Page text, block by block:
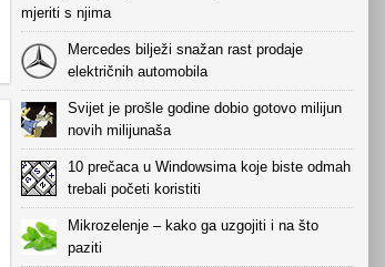
mjeriti s njima
Mercedes bilježi snažan rast prodaje
električnih automobila
Svijet je prošle godine dobio gotovo milijun
novih milijunaša
10 prečaca u Windowsima koje biste odmah
trebali početi koristiti
Mikrozelenje – kako ga uzgojiti i na što
paziti